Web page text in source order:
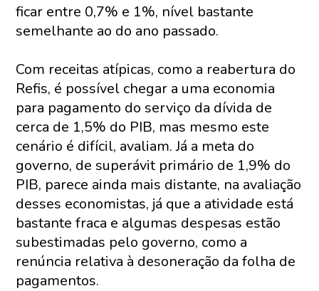
ficar entre 0,7% e 1%, nível bastante
semelhante ao do ano passado.
Com receitas atípicas, como a reabertura do
Refis, é possível chegar a uma economia
para pagamento do serviço da dívida de
cerca de 1,5% do PIB, mas mesmo este
cenário é difícil, avaliam. Já a meta do
governo, de superávit primário de 1,9% do
PIB, parece ainda mais distante, na avaliação
desses economistas, já que a atividade está
bastante fraca e algumas despesas estão
subestimadas pelo governo, como a
renúncia relativa à desoneração da folha de
pagamentos.